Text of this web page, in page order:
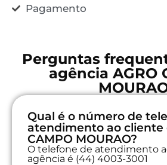
Pagamento
Perguntas
agência AGRO
Qual é o número de
atendimento ao cliente
CAMPO MOURAO?
O telefone de atendimento
agência é (44) 4003-3001